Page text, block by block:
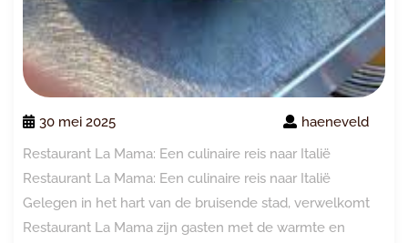
30 mei 2025
haeneveld
Restaurant La Mama: Een culinaire reis naar Italië
Restaurant La Mama: Een culinaire reis naar Italië
Gelegen in het hart van de bruisende stad, verwelkomt
Restaurant La Mama zijn gasten met de warmte en